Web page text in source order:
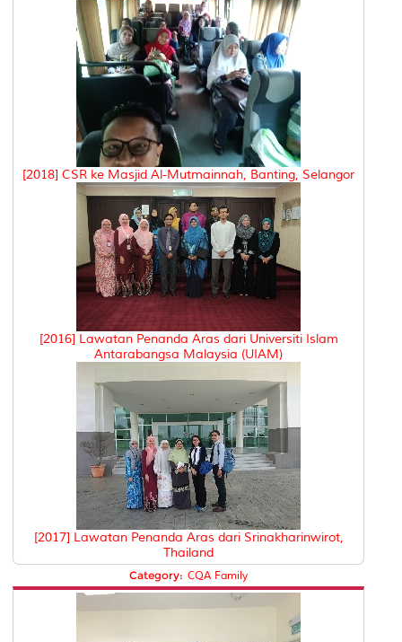
[2018] CSR ke Masjid Al-Mutmainnah, Banting, Selangor
[2016] Lawatan Penanda Aras dari Universiti Islam
Antarabangsa Malaysia (UIAM)
[2017] Lawatan Penanda Aras dari Srinakharinwirot,
Thailand
Category: CQA Family